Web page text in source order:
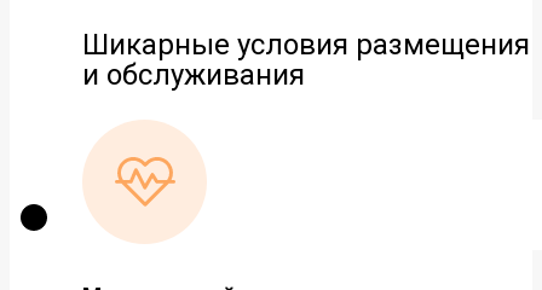
Шикарные условия размещения
и обслуживания